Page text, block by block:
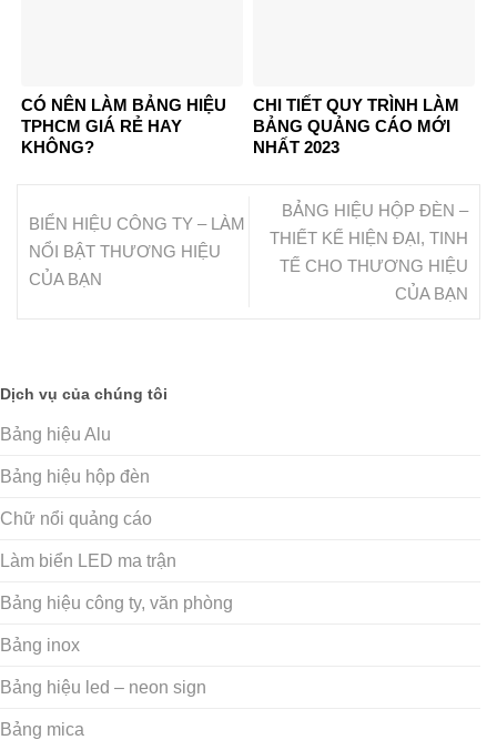
CÓ NÊN LÀM BẢNG HIỆU
TPHCM GIÁ RẺ HAY
KHÔNG?
CHI TIẾT QUY TRÌNH LÀM
BẢNG QUẢNG CÁO MỚI
NHẤT 2023
BIỂN HIỆU CÔNG TY – LÀM
NỔI BẬT THƯƠNG HIỆU
CỦA BẠN
BẢNG HIỆU HỘP ĐÈN –
THIẾT KẾ HIỆN ĐẠI, TINH
TẾ CHO THƯƠNG HIỆU
CỦA BẠN
Dịch vụ của chúng tôi
Bảng hiệu Alu
Bảng hiệu hộp đèn
Chữ nổi quảng cáo
Làm biển LED ma trận
Bảng hiệu công ty, văn phòng
Bảng inox
Bảng hiệu led – neon sign
Bảng mica